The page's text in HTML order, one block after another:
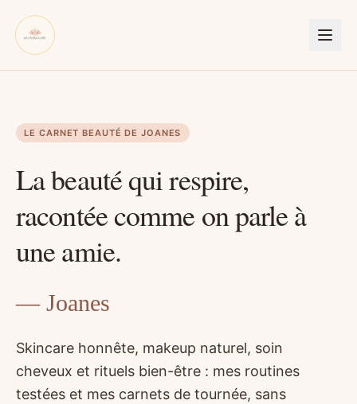
LE CARNET BEAUTÉ DE JOANES
La beauté qui respire,
racontée comme on parle à
une amie.
— Joanes
Skincare honnête, makeup naturel, soin
cheveux et rituels bien-être : mes routines
testées et mes carnets de tournée, sans